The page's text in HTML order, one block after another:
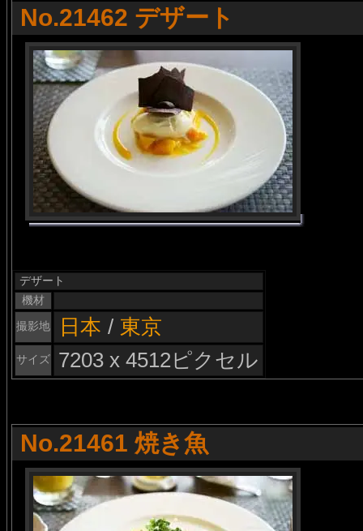
No.21462 デザート
デザート
機材
撮影地
日本 / 東京
サイズ 7203 x 4512ピクセル
No.21461 焼き魚